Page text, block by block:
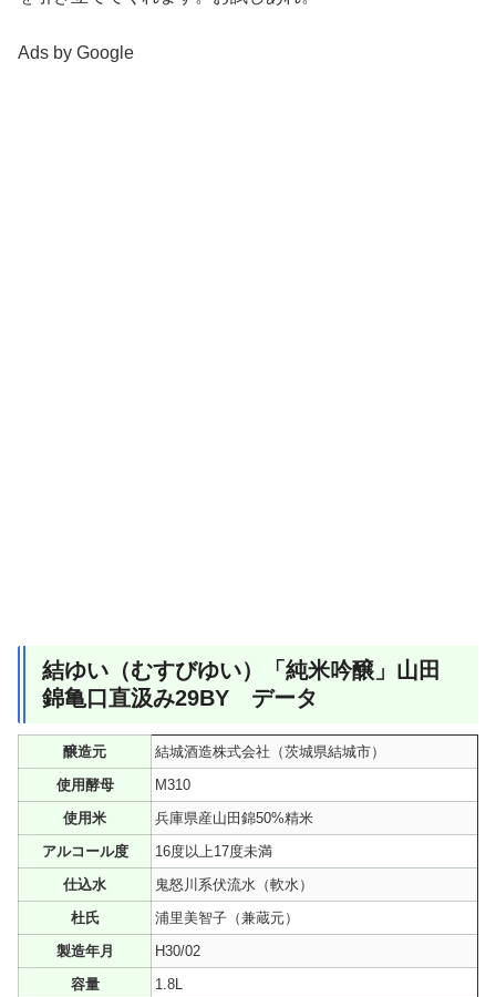
Ads by Google
結ゆい（むすびゆい）「純米吟醸」山田
錦亀口直汲み29BY データ
醸造元
結城酒造株式会社（茨城県結城市）
使用酵母
M310
使用米
兵庫県産山田錦50%精米
アルコール度
16度以上17度未満
仕込水
鬼怒川系伏流水（軟水）
杜氏
浦里美智子（兼蔵元）
製造年月
H30/02
容量
1.8L